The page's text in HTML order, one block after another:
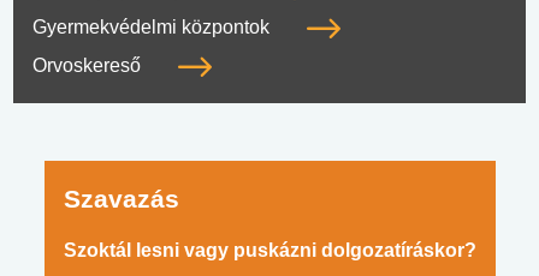
Gyermekvédelmi központok
Orvoskereső
Szavazás
Szoktál lesni vagy puskázni dolgozatíráskor?